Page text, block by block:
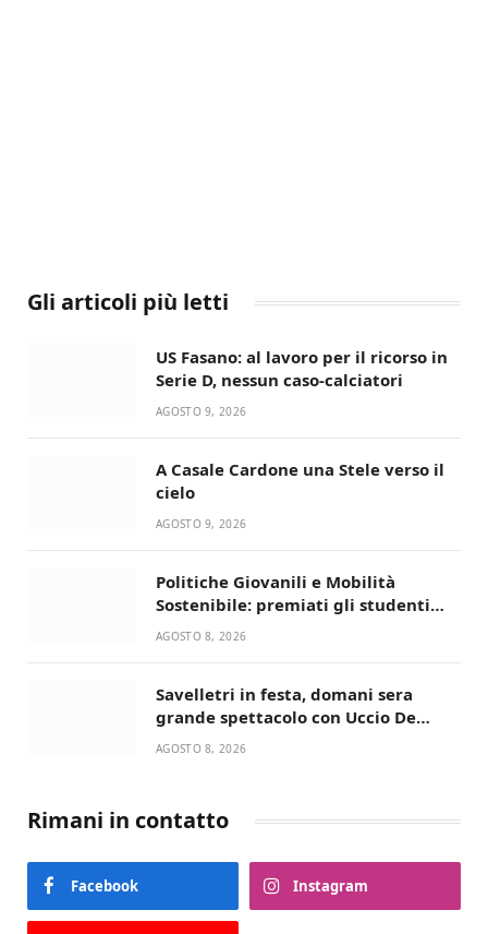
Gli articoli più letti
US Fasano: al lavoro per il ricorso in
Serie D, nessun caso-calciatori
AGOSTO 9, 2026
A Casale Cardone una Stele verso il
cielo
AGOSTO 9, 2026
Politiche Giovanili e Mobilità
Sostenibile: premiati gli studenti
universitari del bando “La strada
AGOSTO 8, 2026
Savelletri in festa, domani sera
grande spettacolo con Uccio De
Santis
AGOSTO 8, 2026
Rimani in contatto
Facebook Instagram